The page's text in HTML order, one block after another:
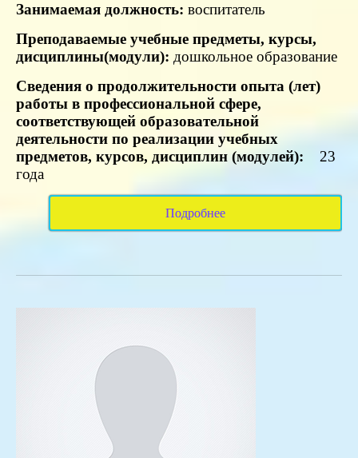
Занимаемая должность: воспитатель
Преподаваемые учебные предметы, курсы,
дисциплины(модули): дошкольное образование
Сведения о продолжительности опыта (лет)
работы в профессиональной сфере,
соответствующей образовательной
деятельности по реализации учебных
предметов, курсов, дисциплин (модулей): 23
года
Подробнее